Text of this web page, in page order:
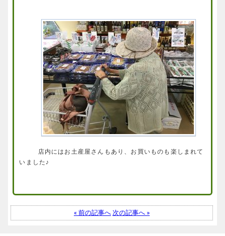
店内にはお土産屋さんもあり、お買いものも楽しまれて
いました♪
« 前の記事へ 次の記事へ »